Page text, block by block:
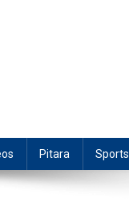
Pitara Sports